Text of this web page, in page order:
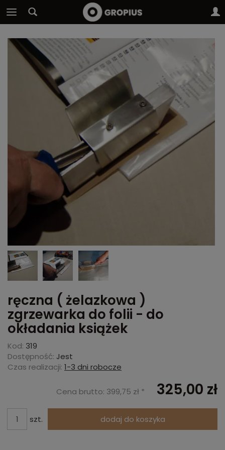
ręczna ( żelazkowa )
zgrzewarka do folii - do
okładania książek
Kod: 319
Dostępność: Jest
Czas realizacji: 1-3 dni robocze
Cena brutto: 399,75 zł * 325,00 zł
szt. dodaj do koszyka